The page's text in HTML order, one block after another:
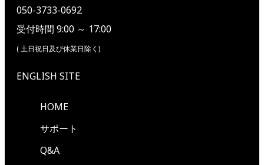
050-3733-0692
受付時間 9:00 ～ 17:00
( 土日祝日及び休業日除く)
ENGLISH SITE
HOME
サポート
Q&A